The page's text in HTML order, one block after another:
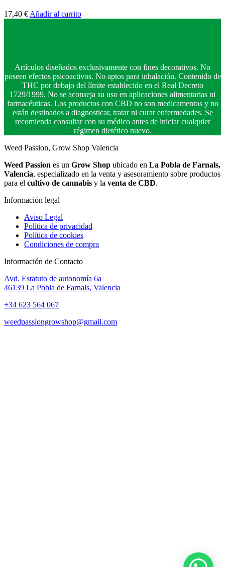
17,40 € Añadir al carrito
Artículos diseñados exclusivamente con fines decorativos. No
poseen efectos psicoactivos. No aptos para inhalación. Contenido de
THC por debajo del límite establecido en el Real Decreto
1729/1999. No se aconseja su uso en aplicaciones alimentarias ni
farmacéuticas. Los productos con CBD no son medicamentos y no
están destinados a diagnosticar, tratar ni curar enfermedades. Se
recomienda consultar con su médico antes de iniciar cualquier
régimen dietético nuevo.
Weed Passion, Grow Shop Valencia
Weed Passion es un Grow Shop ubicado en La Pobla de Farnals,
Valencia, especializado en la venta y asesoramiento sobre productos
para el cultivo de cannabis y la venta de CBD.
Información legal
Aviso Legal
Política de privacidad
Política de cookies
Condiciones de compra
Información de Contacto
Avd. Estatuto de autonomía 6a
46139 La Pobla de Farnals, Valencia
+34 623 564 067
weedpassiongrowshop@gmail.com